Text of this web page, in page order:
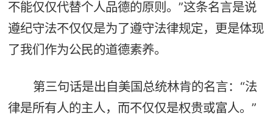
不能仅仅代替个人品德的原则。”这条名言是说
遵纪守法不仅仅是为了遵守法律规定，更是体现
了我们作为公民的道德素养。
第三句话是出自美国总统林肯的名言：“法
律是所有人的主人，而不仅仅是权贵或富人。”